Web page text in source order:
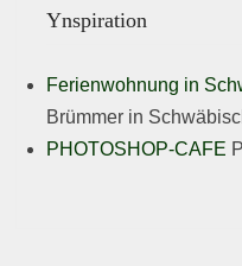
Ynspiration
Ferienwohnung in
Brümmer in
PHOTOSHOP-CAFE